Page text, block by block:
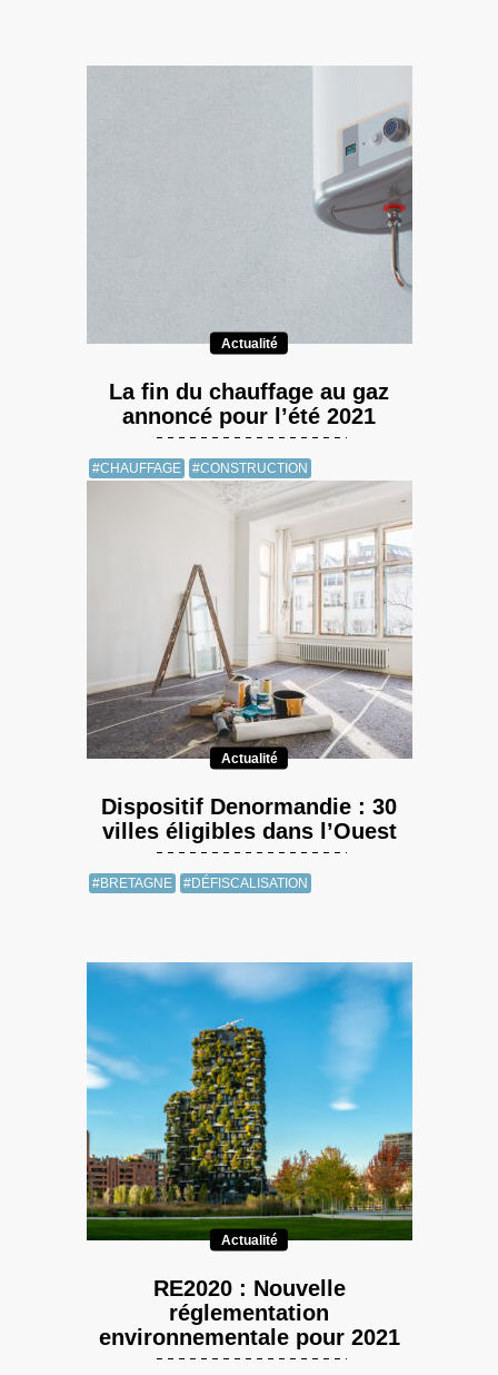
Actualité
La fin du chauffage au gaz
annoncé pour l’été 2021
#CHAUFFAGE #CONSTRUCTION
Actualité
Dispositif Denormandie : 30
villes éligibles dans l’Ouest
#BRETAGNE #DÉFISCALISATION
Actualité
RE2020 : Nouvelle
réglementation
environnementale pour 2021